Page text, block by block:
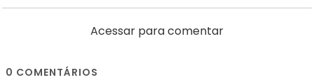
Acessar para comentar
0 COMENTÁRIOS